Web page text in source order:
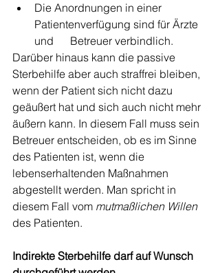
Die Anordnungen in einer
Patientenverfügung sind für Ärzte
und      Betreuer verbindlich.
Darüber hinaus kann die passive
Sterbehilfe aber auch straffrei bleiben,
wenn der Patient sich nicht dazu
geäußert hat und sich auch nicht mehr
äußern kann. In diesem Fall muss sein
Betreuer entscheiden, ob es im Sinne
des Patienten ist, wenn die
lebenserhaltenden Maßnahmen
abgestellt werden. Man spricht in
diesem Fall vom mutmaßlichen Willen
des Patienten.
Indirekte Sterbehilfe darf auf Wunsch